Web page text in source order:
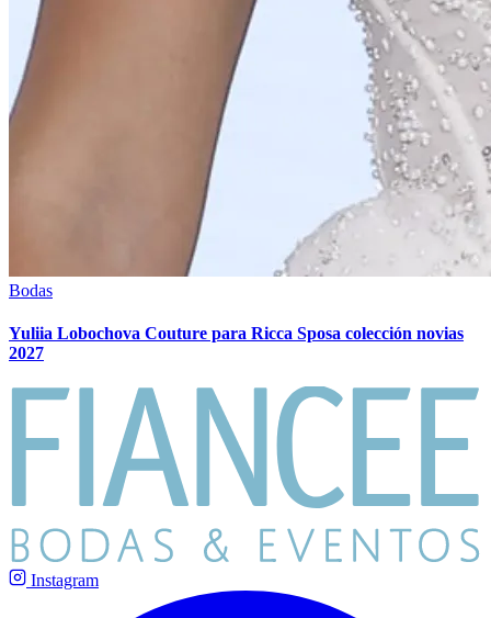
Bodas
Yuliia Lobochova Couture para Ricca Sposa colección novias
2027
Instagram